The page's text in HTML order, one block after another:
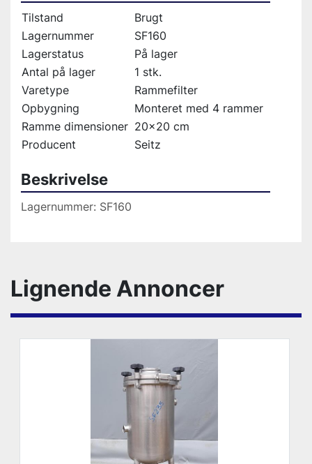
Tilstand
Brugt
Lagernummer
SF160
Lagerstatus
På lager
Antal på lager
1 stk.
Varetype
Rammefilter
Opbygning
Monteret med 4 rammer
Ramme dimensioner 20x20 cm
Producent
Seitz
Beskrivelse
Lagernummer: SF160
Lignende Annoncer